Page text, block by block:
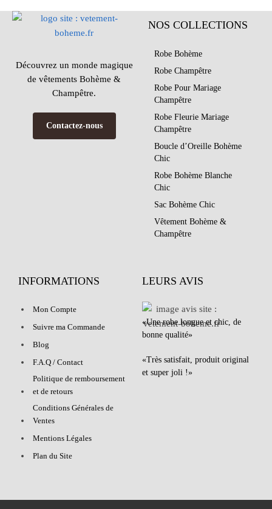
Découvrez un monde magique
de vêtements Bohème &
Champêtre.
Contactez-nous
NOS COLLECTIONS
Robe Bohème
Robe Champêtre
Robe Pour Mariage
Champêtre
Robe Fleurie Mariage
Champêtre
Boucle d’Oreille Bohème
Chic
Robe Bohème Blanche
Chic
Sac Bohème Chic
Vêtement Bohème &
Champêtre
INFORMATIONS
Mon Compte
Suivre ma Commande
Blog
F.A.Q / Contact
Politique de remboursement
et de retours
Conditions Générales de
Ventes
Mentions Légales
Plan du Site
LEURS AVIS
«Une robe longue et chic, de
bonne qualité»
«Très satisfait, produit original
et super joli !»